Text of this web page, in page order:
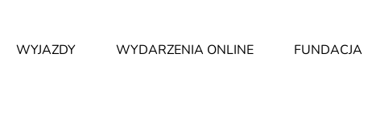
WYJAZDY WYDARZENIA ONLINE FUNDACJA